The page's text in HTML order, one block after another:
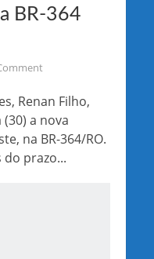
BR-364
Renan Filho,
a nova
na BR-364/RO.
prazo...